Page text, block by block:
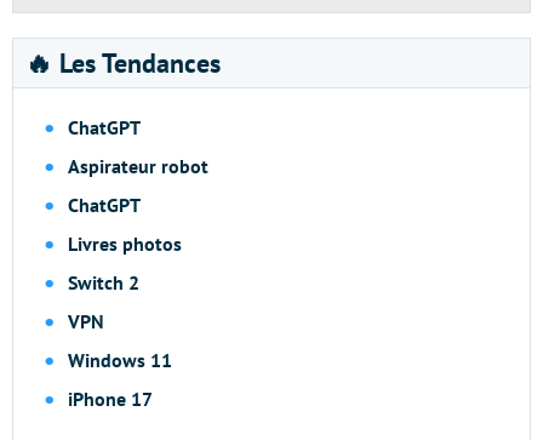
🔥 Les Tendances
ChatGPT
Aspirateur robot
ChatGPT
Livres photos
Switch 2
VPN
Windows 11
iPhone 17